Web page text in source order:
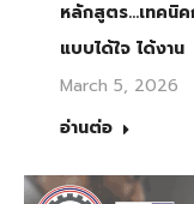
หลักสูตร…เทคนิค
แบบได้ใจ ได้งาน
March 5, 2026
อ่านต่อ